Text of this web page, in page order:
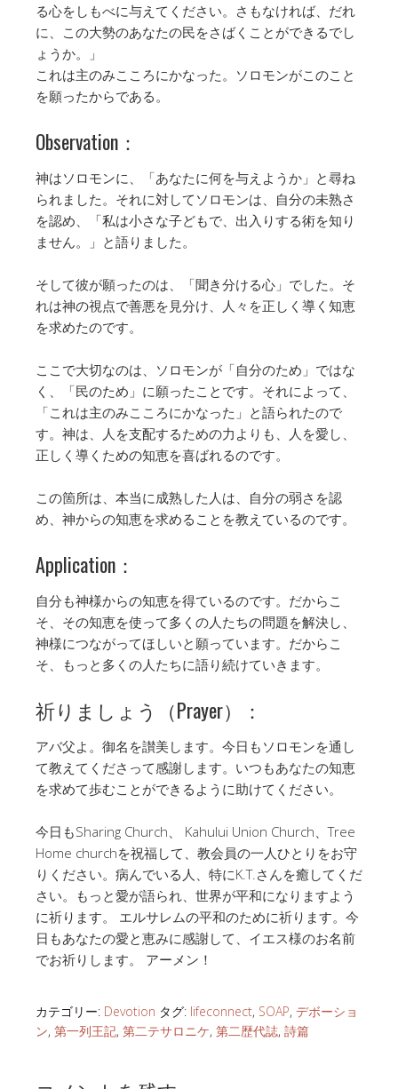
る心をしもべに与えてください。さもなければ、だれ
に、この大勢のあなたの民をさばくことができるでし
ょうか。」
これは主のみこころにかなった。ソロモンがこのこと
を願ったからである。
Observation：
神はソロモンに、「あなたに何を与えようか」と尋ね
られました。それに対してソロモンは、自分の未熟さ
を認め、「私は小さな子どもで、出入りする術を知り
ません。」と語りました。
そして彼が願ったのは、「聞き分ける心」でした。そ
れは神の視点で善悪を見分け、人々を正しく導く知恵
を求めたのです。
ここで大切なのは、ソロモンが「自分のため」ではな
く、「民のため」に願ったことです。それによって、
「これは主のみこころにかなった」と語られたので
す。神は、人を支配するための力よりも、人を愛し、
正しく導くための知恵を喜ばれるのです。
この箇所は、本当に成熟した人は、自分の弱さを認
め、神からの知恵を求めることを教えているのです。
Application：
自分も神様からの知恵を得ているのです。だからこ
そ、その知恵を使って多くの人たちの問題を解決し、
神様につながってほしいと願っています。だからこ
そ、もっと多くの人たちに語り続けていきます。
祈りましょう（Prayer）：
アバ父よ。御名を讃美します。今日もソロモンを通し
て教えてくださって感謝します。いつもあなたの知恵
を求めて歩むことができるように助けてください。
今日もSharing Church、 Kahului Union Church、Tree
Home churchを祝福して、教会員の一人ひとりをお守
りください。病んでいる人、特にK.T.さんを癒してくだ
さい。もっと愛が語られ、世界が平和になりますよう
に祈ります。 エルサレムの平和のために祈ります。今
日もあなたの愛と恵みに感謝して、イエス様のお名前
でお祈りします。 アーメン！
カテゴリー: Devotion タグ: lifeconnect, SOAP, デボーショ
ン, 第一列王記, 第二テサロニケ, 第二歴代誌, 詩篇